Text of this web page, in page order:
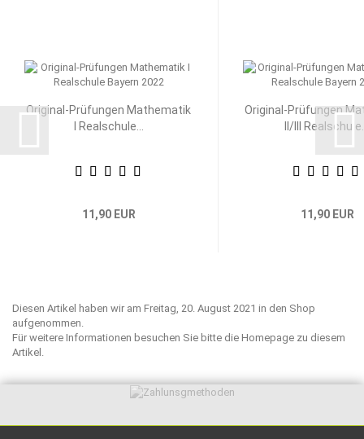
Original-Prüfungen Mathematik
I Realschule...
11,90 EUR
Original-Prüfungen
II/III
11,90 EUR
Diesen Artikel haben wir am Freitag, 20. August 2021 in den Shop
aufgenommen.
Für weitere Informationen besuchen Sie bitte die Homepage zu diesem
Artikel.